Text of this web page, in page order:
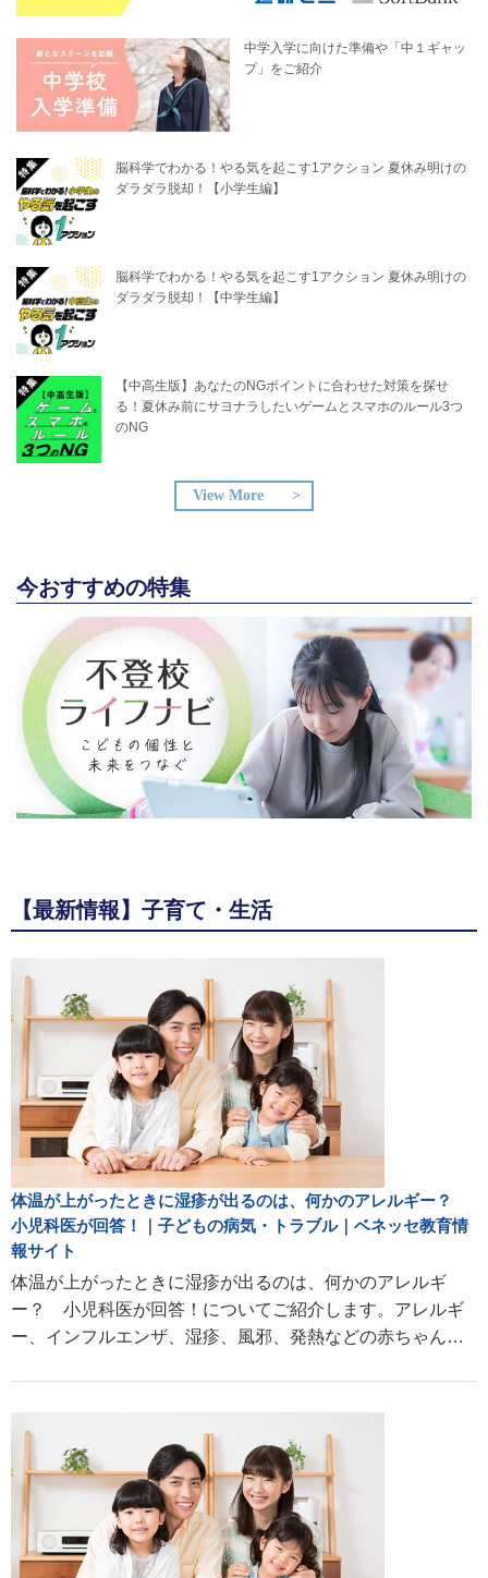
中学入学に向けた準備や「中１ギャッ
プ」をご紹介
脳科学でわかる！やる気を起こす1アクション 夏休み明けの
ダラダラ脱却！【小学生編】
脳科学でわかる！やる気を起こす1アクション 夏休み明けの
ダラダラ脱却！【中学生編】
【中高生版】あなたのNGポイントに合わせた対策を探せ
る！夏休み前にサヨナラしたいゲームとスマホのルール3つ
のNG
View More
今おすすめの特集
【最新情報】子育て・生活
体温が上がったときに湿疹が出るのは、何かのアレルギー？
小児科医が回答！｜子どもの病気・トラブル｜ベネッセ教育情
報サイト
体温が上がったときに湿疹が出るのは、何かのアレルギ
ー？ 小児科医が回答！についてご紹介します。アレルギ
ー、インフルエンザ、湿疹、風邪、発熱などの赤ちゃん・